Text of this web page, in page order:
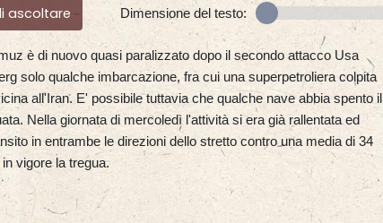
ascoltare Dimensione del testo:
è di nuovo quasi paralizzato dopo il secondo attacco Usa
solo qualche imbarcazione, fra cui una superpetroliera colpita
all'Iran. E' possibile tuttavia che qualche nave abbia spento il
Nella giornata di mercoledì l'attività si era già rallentata ed
in entrambe le direzioni dello stretto contro una media di 34
vigore la tregua.